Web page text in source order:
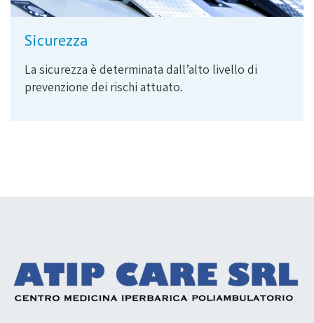
Sicurezza
La sicurezza è determinata dall’alto livello di
prevenzione dei rischi attuato.